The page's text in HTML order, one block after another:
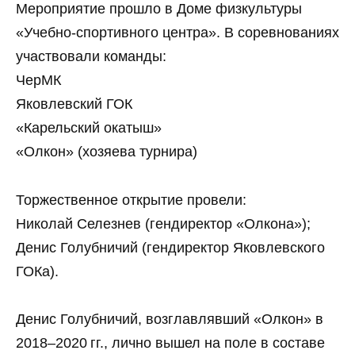
Мероприятие прошло в Доме физкультуры
«Учебно‑спортивного центра». В соревнованиях
участвовали команды:
ЧерМК
Яковлевский ГОК
«Карельский окатыш»
«Олкон» (хозяева турнира)
Торжественное открытие провели:
Николай Селезнев (гендиректор «Олкона»);
Денис Голубничий (гендиректор Яковлевского
ГОКа).
Денис Голубничий, возглавлявший «Олкон» в
2018–2020 гг., лично вышел на поле в составе